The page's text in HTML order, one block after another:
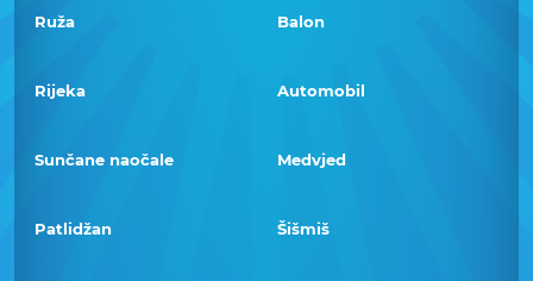
Ruža Balon
Rijeka Automobil
Sunčane naočale Medvjed
Patlidžan Šišmiš